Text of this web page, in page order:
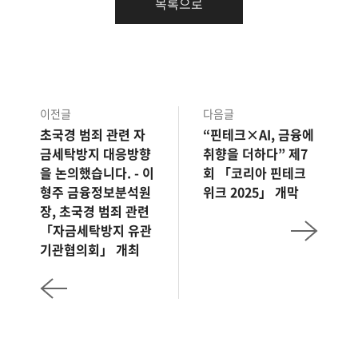
이전글
초국경 범죄 관련 자
금세탁방지 대응방향
을 논의했습니다. - 이
형주 금융정보분석원
장, 초국경 범죄 관련
「자금세탁방지 유관
기관협의회」 개최
다음글
“핀테크×AI, 금융에
취향을 더하다” 제7
회 「코리아 핀테크
위크 2025」 개막